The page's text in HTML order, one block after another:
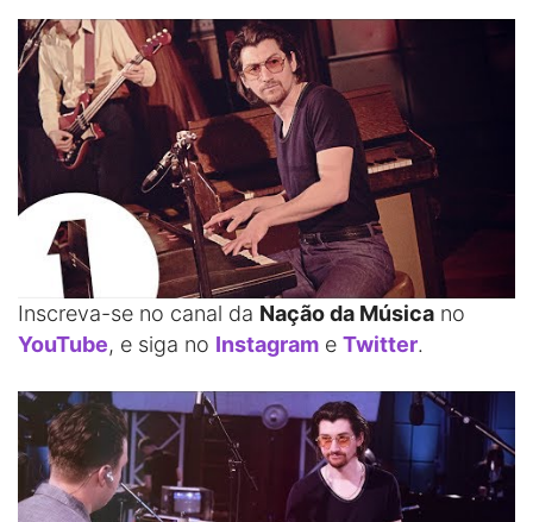
Inscreva-se no canal da Nação da Música no
YouTube, e siga no Instagram e Twitter.